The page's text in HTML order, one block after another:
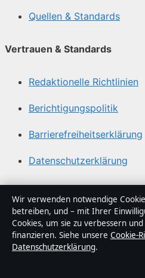
Quellen & Standards
Vertrauen & Standards
Redaktionelle Richtlinien
Berichtigungspolitik
Barrierefreiheitserklärung
Datenschutzerklärung
Über Abendfokus in Kürze
Abendfokus ist ein
Nachrichtenanbieter mit
Technik und Gesellschaft in
Wir verwenden notwendige
betreiben, und – mit Ihrer
Cookies, um sie zu verbessern
finanzieren. Siehe unsere Cookie-
Datenschutzerklärung.